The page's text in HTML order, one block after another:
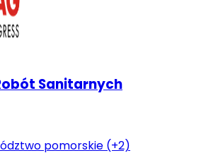
Sanitarnych
pomorskie (+2)